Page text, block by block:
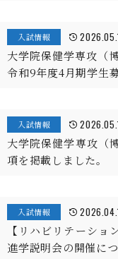
入試情報
大学院保健学専攻（
令和9年度4月期学生
入試情報
大学院保健学専攻（
項を掲載しました。
入試情報
【リハビリテーシ
進学説明会の開催に